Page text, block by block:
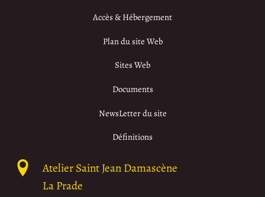
Accès & Hébergement
Plan du site Web
Sites Web
Documents
NewsLetter du site
Définitions
Atelier Saint Jean Damascène
La Prade